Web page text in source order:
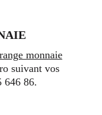
monnaie
suivant vos
646 86.